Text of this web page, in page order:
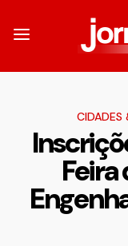
CIDADES
Feira